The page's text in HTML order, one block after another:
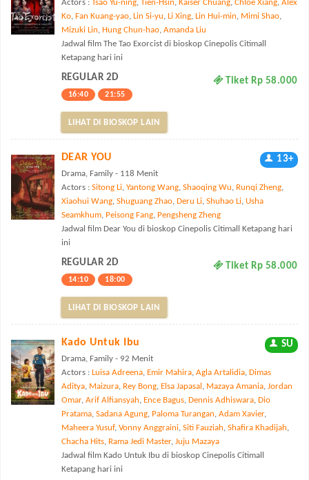
Actors : Tsao Yu-ning, Tien-Hsin, Kaiser Chuang, Chloe Xiang, Alex
Ko, Fan Kuang-yao, Lin Si-yu, Li Xing, Lin Hui-min, Mimi Shao,
Mizuki Lin, Hung Chun-hao, Amanda Liu
Jadwal film The Tao Exorcist di bioskop Cinepolis Citimall
Ketapang hari ini
REGULAR 2D Tiket Rp 58.000
16:40 21:55
LIHAT DI BIOSKOP LAIN
DEAR YOU 13+
Drama, Family - 118 Menit
Actors : Sitong Li, Yantong Wang, Shaoqing Wu, Runqi Zheng,
Xiaohui Wang, Shuguang Zhao, Deru Li, Shuhao Li, Usha
Seamkhum, Peisong Fang, Pengsheng Zheng
Jadwal film Dear You di bioskop Cinepolis Citimall Ketapang hari
ini
REGULAR 2D Tiket Rp 58.000
14:10 18:00
LIHAT DI BIOSKOP LAIN
Kado Untuk Ibu SU
Drama, Family - 92 Menit
Actors : Luisa Adreena, Emir Mahira, Agla Artalidia, Dimas
Aditya, Maizura, Rey Bong, Elsa Japasal , Mazaya Amania, Jordan
Omar, Arif Alfiansyah, Ence Bagus, Dennis Adhiswara, Dio
Pratama, Sadana Agung, Paloma Turangan, Adam Xavier,
Maheera Yusuf, Vonny Anggraini, Siti Fauziah, Shafira Khadijah,
Chacha Hits, Rama Jedi Master, Juju Mazaya
Jadwal film Kado Untuk Ibu di bioskop Cinepolis Citimall
Ketapang hari ini